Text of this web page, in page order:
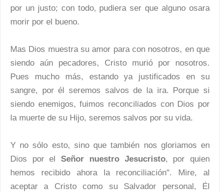
por un justo; con todo, pudiera ser que alguno osara
morir por el bueno.
Mas Dios muestra su amor para con nosotros, en que
siendo aún pecadores, Cristo murió por nosotros.
Pues mucho más, estando ya justificados en su
sangre, por él seremos salvos de la ira. Porque si
siendo enemigos, fuimos reconciliados con Dios por
la muerte de su Hijo, seremos salvos por su vida.
Y no sólo esto, sino que también nos gloriamos en
Dios por elSeñor nuestro Jesucristo, por quien
hemos recibido ahora la reconciliación". Mire, al
aceptar a Cristo como su Salvador personal, Él